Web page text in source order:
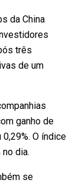
da China
três
de um
ganho de
O índice
dia.
se